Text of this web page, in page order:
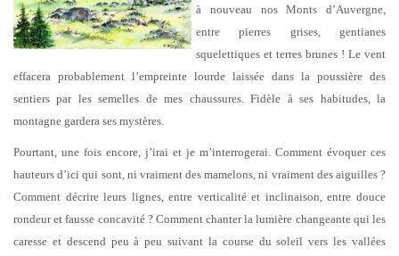
à nouveau nos Monts d’Auvergne,
entre pierres grises, gentianes
squelettiques et terres brunes ! Le vent
effacera probablement l’empreinte lourde laissée dans la poussière des
sentiers par les semelles de mes chaussures. Fidèle à ses habitudes, la
montagne gardera ses mystères.
Pourtant, une fois encore, j’irai et je m’interrogerai. Comment évoquer ces
hauteurs d’ici qui sont, ni vraiment des mamelons, ni vraiment des aiguilles ?
Comment décrire leurs lignes, entre verticalité et inclinaison, entre douce
rondeur et fausse concavité ? Comment chanter la lumière changeante qui les
caresse et descend peu à peu suivant la course du soleil vers les vallées